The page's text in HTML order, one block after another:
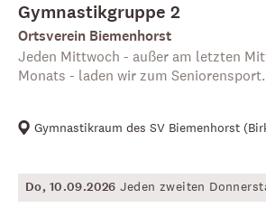
Gymnastikgruppe 2
Ortsverein Biemenhorst
Jeden Mittwoch - außer am letzten
Monats - laden wir zum Seniorensport.
Gymnastikraum des SV Biemenhorst (
Do, 10.09.2026 Jeden zweiten